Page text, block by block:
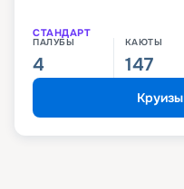
СТАНДАРТ
ПАЛУБЫ
4
КАЮТЫ
147
Круизы